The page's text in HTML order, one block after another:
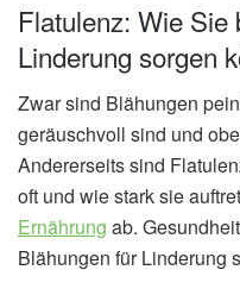
Flatulenz: Wie Sie
Linderung sorgen
Zwar sind Blähungen
geräuschvoll sind und
Andererseits sind
oft und wie stark sie
Ernährung ab.
Blähungen für Linderung